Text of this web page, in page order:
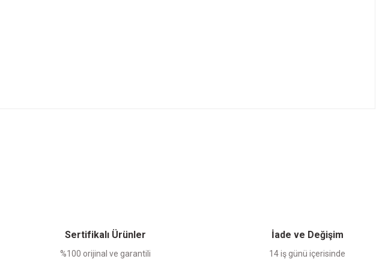
Sertifikalı Ürünler
%100 orijinal ve garantili
İade ve Değişim
14 iş günü içerisinde